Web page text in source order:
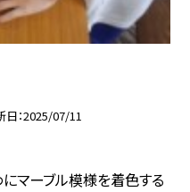
日 2025/07/11
マーブル模様を着色する